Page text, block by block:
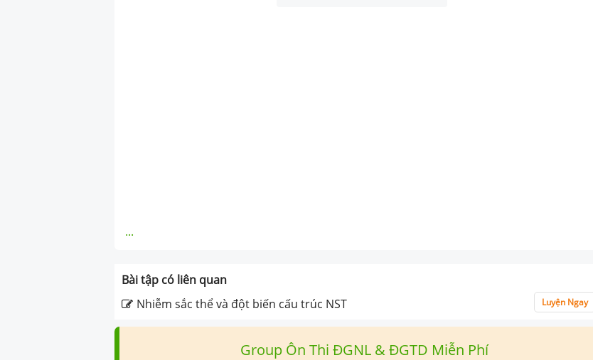
...
Bài tập có liên quan
Nhiễm sắc thể và đột biến cấu trúc NST
Luyện Ngay
Group Ôn Thi ĐGNL & ĐGTD Miễn Phí